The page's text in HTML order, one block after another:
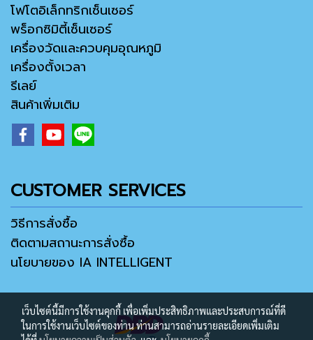
โฟโตอิเล็กทริกเซ็นเซอร์
พร็อกซิมิตี้เซ็นเซอร์
เครื่องวัดและควบคุมอุณหภูมิ
เครื่องตั้งเวลา
รีเลย์
สินค้าเพิ่มเติม
CUSTOMER SERVICES
วิธีการสั่งซื้อ
ติดตามสถานะการสั่งซื้อ
นโยบายของ IA INTELLIGENT
เว็บไซต์นี้มีการใช้งานคุกกี้ เพื่อเพิ่มประสิทธิภาพและประสบการณ์ที่ดี
ในการใช้งานเว็บไซต์ของท่าน ท่านสามารถอ่านรายละเอียดเพิ่มเติม